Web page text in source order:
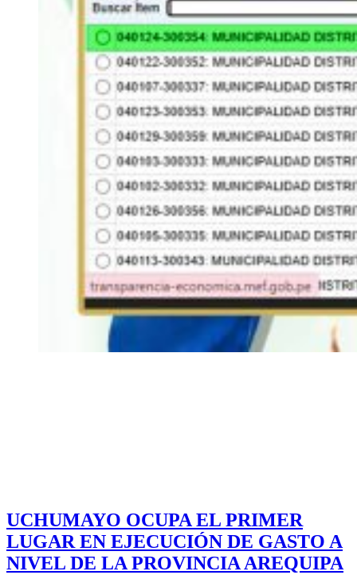
UCHUMAYO OCUPA EL PRIMER
LUGAR EN EJECUCIÓN DE GASTO A
NIVEL DE LA PROVINCIA AREQUIPA